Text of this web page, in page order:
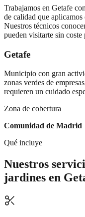
Trabajamos en Getafe
de calidad que
Nuestros técnicos
pueden visitarte sin coste
Getafe
Municipio con gran
zonas verdes de
requieren un cuidado
Zona de cobertura
Comunidad de Madrid
Qué incluye
Nuestros
jardines en